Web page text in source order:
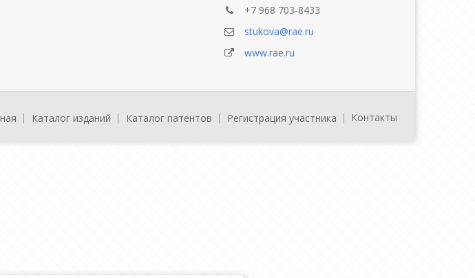
+7 968 703-8433
stukova@rae.ru
www.rae.ru
Каталог изданий Каталог патентов Регистрация участника Контакты